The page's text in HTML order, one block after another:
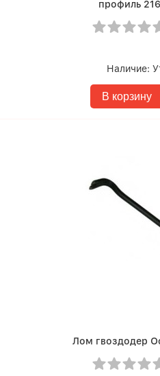
профиль
Наличие:
В корзину
Лом гвоздодер